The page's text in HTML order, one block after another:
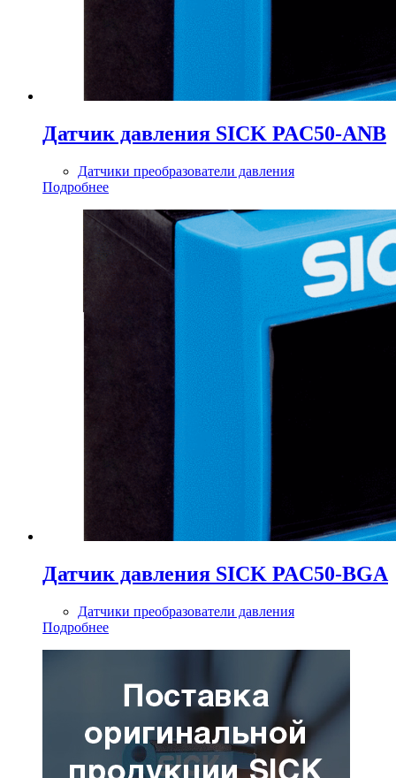
Датчик давления SICK PAC50-ANB
Датчики преобразователи давления
Подробнее
Датчик давления SICK PAC50-BGA
Датчики преобразователи давления
Подробнее